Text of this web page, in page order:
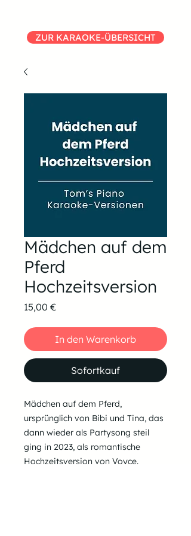
ZUR KARAOKE-ÜBERSICHT
Mädchen auf dem
Pferd
Hochzeitsversion
15,00 €Preis
In den Warenkorb
Sofortkauf
Mädchen auf dem Pferd,
ursprünglich von Bibi und Tina, das
dann wieder als Partysong steil
ging in 2023, als romantische
Hochzeitsversion von Voyce.